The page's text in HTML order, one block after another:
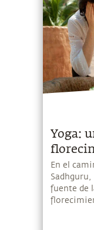
Yoga:
En el
fuente de